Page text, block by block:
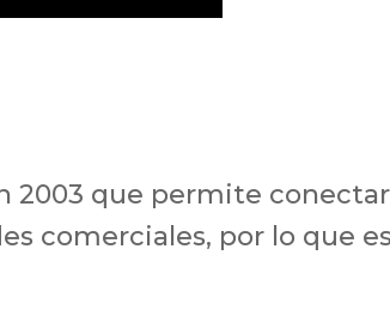
2003 que permite
comerciales, por lo que